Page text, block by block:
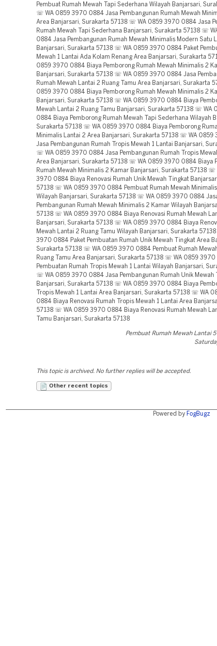
Pembuat Rumah Mewah Tapi Sederhana Wilayah Banjarsari,
☏ WA 0859 3970 0884 Jasa Pembangunan Rumah Mewah
Area Banjarsari, Surakarta 57138 ☏ WA 0859 3970 0884 Jasa
Rumah Mewah Tapi Sederhana Banjarsari, Surakarta 57138 ☏
0884 Jasa Pembangunan Rumah Mewah Minimalis Modern Satu
Banjarsari, Surakarta 57138 ☏ WA 0859 3970 0884 Paket
Mewah 1 Lantai Ada Kolam Renang Area Banjarsari, Surakarta
0859 3970 0884 Biaya Pemborong Rumah Mewah Minimalis 2
Banjarsari, Surakarta 57138 ☏ WA 0859 3970 0884 Jasa
Rumah Mewah Lantai 2 Ruang Tamu Area Banjarsari, Surakarta
0859 3970 0884 Biaya Pemborong Rumah Mewah Minimalis 2
Banjarsari, Surakarta 57138 ☏ WA 0859 3970 0884 Biaya
Mewah Lantai 2 Ruang Tamu Banjarsari, Surakarta 57138 ☏ WA
0884 Biaya Pemborong Rumah Mewah Tapi Sederhana Wilayah
Surakarta 57138 ☏ WA 0859 3970 0884 Biaya Pemborong
Minimalis Lantai 2 Area Banjarsari, Surakarta 57138 ☏ WA
Jasa Pembangunan Rumah Tropis Mewah 1 Lantai Banjarsari,
☏ WA 0859 3970 0884 Jasa Pembangunan Rumah Tropis
Area Banjarsari, Surakarta 57138 ☏ WA 0859 3970 0884 Biaya
Rumah Mewah Minimalis 2 Kamar Banjarsari, Surakarta 57138 ☏
3970 0884 Biaya Renovasi Rumah Unik Mewah Tingkat
57138 ☏ WA 0859 3970 0884 Pembuat Rumah Mewah
Wilayah Banjarsari, Surakarta 57138 ☏ WA 0859 3970 0884
Pembangunan Rumah Mewah Minimalis 2 Kamar Wilayah
57138 ☏ WA 0859 3970 0884 Biaya Renovasi Rumah Mewah
Banjarsari, Surakarta 57138 ☏ WA 0859 3970 0884 Biaya
Mewah Lantai 2 Ruang Tamu Wilayah Banjarsari, Surakarta
3970 0884 Paket Pembuatan Rumah Unik Mewah Tingkat Area
Surakarta 57138 ☏ WA 0859 3970 0884 Pembuat Rumah
Ruang Tamu Area Banjarsari, Surakarta 57138 ☏ WA 0859
Pembuatan Rumah Tropis Mewah 1 Lantai Wilayah Banjarsari,
☏ WA 0859 3970 0884 Jasa Pembangunan Rumah Unik Mewah
Banjarsari, Surakarta 57138 ☏ WA 0859 3970 0884 Biaya
Tropis Mewah 1 Lantai Area Banjarsari, Surakarta 57138 ☏ WA
0884 Biaya Renovasi Rumah Tropis Mewah 1 Lantai Area
57138 ☏ WA 0859 3970 0884 Biaya Renovasi Rumah Mewah
Tamu Banjarsari, Surakarta 57138
Pembuat Rumah Mewah Lantai
This topic is archived. No further replies will be accepted.
Other recent topics
Powered by FogBugz